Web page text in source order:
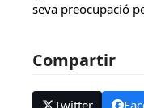
seva preocupació
Compartir
Twitter